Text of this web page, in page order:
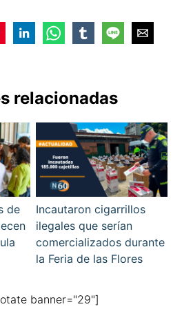
relacionadas
de
Incautaron cigarrillos
ilegales que serían
comercializados durante
la Feria de las Flores
banner="29"]